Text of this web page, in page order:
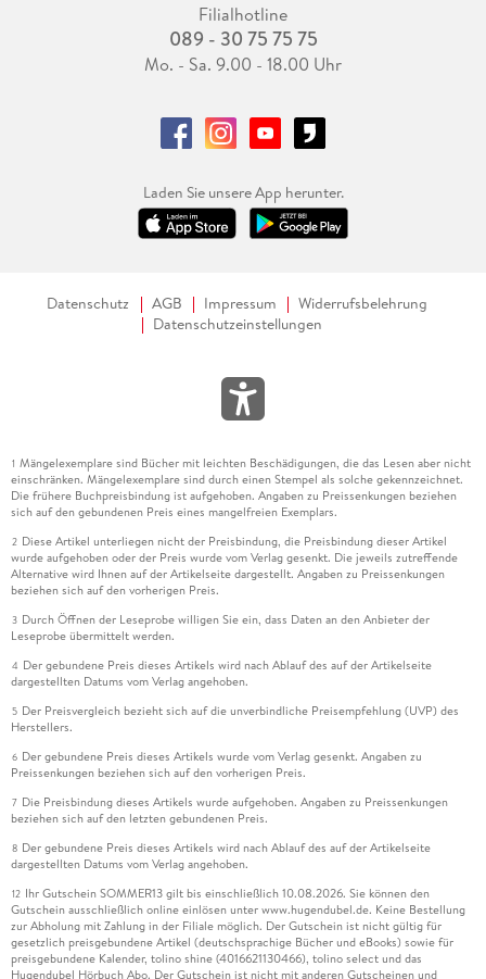
Filialhotline
089 - 30 75 75 75
Mo. - Sa. 9.00 - 18.00 Uhr
Laden Sie unsere App herunter.
Datenschutz AGB Impressum
Widerrufsbelehrung
Datenschutzeinstellungen
1 Mängelexemplare sind Bücher mit leichten Beschädigungen, die das Lesen aber nicht
einschränken. Mängelexemplare sind durch einen Stempel als solche gekennzeichnet.
Die frühere Buchpreisbindung ist aufgehoben. Angaben zu Preissenkungen beziehen
sich auf den gebundenen Preis eines mangelfreien Exemplars.
2 Diese Artikel unterliegen nicht der Preisbindung, die Preisbindung dieser Artikel
wurde aufgehoben oder der Preis wurde vom Verlag gesenkt. Die jeweils zutreffende
Alternative wird Ihnen auf der Artikelseite dargestellt. Angaben zu Preissenkungen
beziehen sich auf den vorherigen Preis.
3 Durch Öffnen der Leseprobe willigen Sie ein, dass Daten an den Anbieter der
Leseprobe übermittelt werden.
4 Der gebundene Preis dieses Artikels wird nach Ablauf des auf der Artikelseite
dargestellten Datums vom Verlag angehoben.
5 Der Preisvergleich bezieht sich auf die unverbindliche Preisempfehlung (UVP) des
Herstellers.
6 Der gebundene Preis dieses Artikels wurde vom Verlag gesenkt. Angaben zu
Preissenkungen beziehen sich auf den vorherigen Preis.
7 Die Preisbindung dieses Artikels wurde aufgehoben. Angaben zu Preissenkungen
beziehen sich auf den letzten gebundenen Preis.
8 Der gebundene Preis dieses Artikels wird nach Ablauf des auf der Artikelseite
dargestellten Datums vom Verlag angehoben.
12 Ihr Gutschein SOMMER13 gilt bis einschließlich 10.08.2026. Sie können den
Gutschein ausschließlich online einlösen unter www.hugendubel.de. Keine Bestellung
zur Abholung mit Zahlung in der Filiale möglich. Der Gutschein ist nicht gültig für
gesetzlich preisgebundene Artikel (deutschsprachige Bücher und eBooks) sowie für
preisgebundene Kalender, tolino shine (4016621130466), tolino select und das
Hugendubel Hörbuch Abo. Der Gutschein ist nicht mit anderen Gutscheinen und